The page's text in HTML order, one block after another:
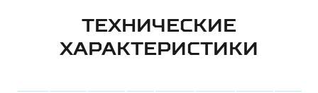
ТЕХНИЧЕСКИЕ
ХАРАКТЕРИСТИКИ